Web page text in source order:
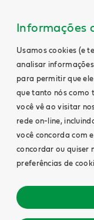
Informações
Usamos cookies (e
analisar
para permitir que
que tanto nós como
você vê ao visitar
rede on-line,
você concorda com
concordar ou quiser
preferências de